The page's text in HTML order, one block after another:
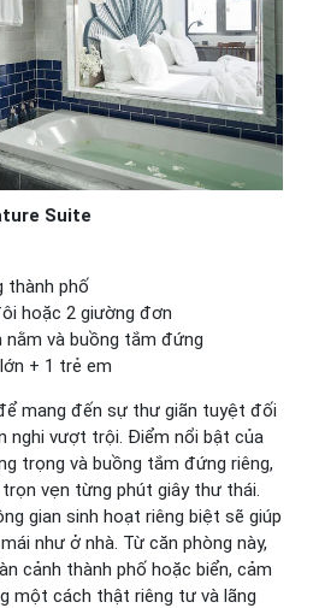
Suite
thành phố
hoặc 2 giường đơn
nằm và buồng tắm đứng
+ 1 trẻ em
mang đến sự thư giãn tuyệt đối
nghi vượt trội. Điểm nổi bật của
trọng và buồng tắm đứng riêng,
vẹn từng phút giây thư thái.
gian sinh hoạt riêng biệt sẽ giúp
như ở nhà. Từ căn phòng này,
cảnh thành phố hoặc biển, cảm
một cách thật riêng tư và lãng